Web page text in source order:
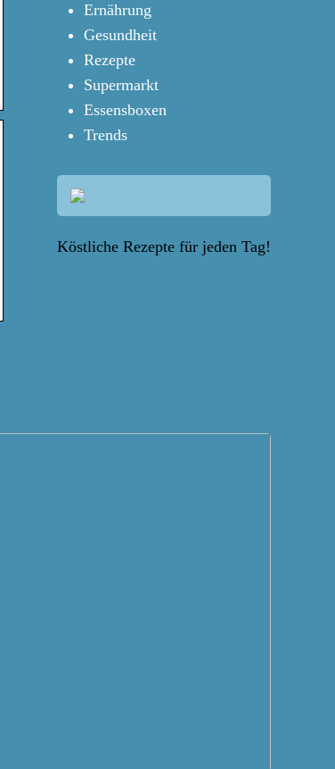
Ernährung
Gesundheit
Rezepte
Supermarkt
Essensboxen
Trends
Köstliche Rezepte für jeden Tag!